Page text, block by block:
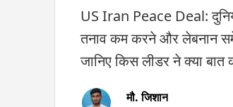
US Iran Peace Deal:
तनाव कम करने और लेबनान
जानिए किस लीडर ने क्या बात
मौ. जिशान